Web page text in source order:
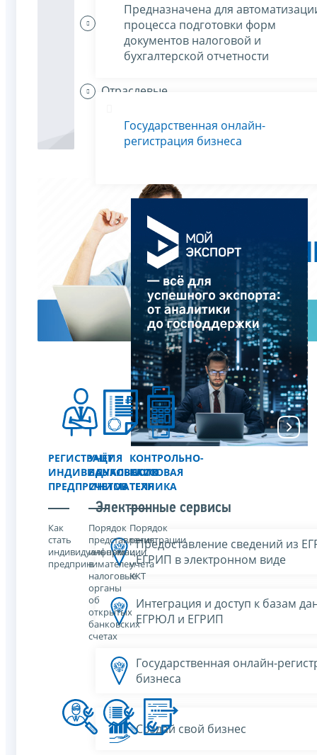
Индивидуальные
предприниматели
платят налоги
Отраслевые
РЕГИСТРАЦИЯ
ИНДИВИДУАЛЬНОГО
ПРЕДПРИНИМАТЕЛЯ
Как
стать
индивидуальным
предпринимателем
УЧЁТ
БАНКОВСКИХ
СЧЕТОВ
Порядок
представления
информации
в
налоговые
органы
об
открытых
банковских
счетах
КОНТРОЛЬНО-
КАССОВАЯ
ТЕХНИКА
Порядок
регистрации
и
учета
ККТ
Предназначена для
процесса подготовки форм
документов налоговой и
бухгалтерской отчетности
Государственная онлайн-
регистрация бизнеса
Электронные сервисы
Предоставление сведений из
ЕГРИП в электронном виде
Интеграция и доступ к базам
ЕГРЮЛ и ЕГРИП
Государственная онлайн-
бизнеса
Создай свой бизнес